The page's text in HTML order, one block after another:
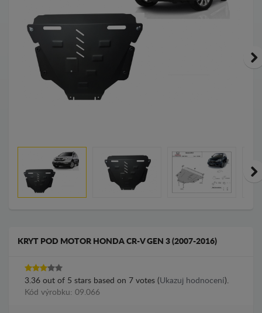
KRYT POD MOTOR HONDA CR-V GEN 3 (2007-2016)
3.36 out of 5 stars based on 7 votes (Ukazuj hodnocení).
Kód výrobku: 09.066